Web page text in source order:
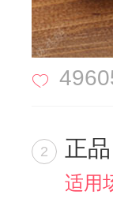
2 正
适用